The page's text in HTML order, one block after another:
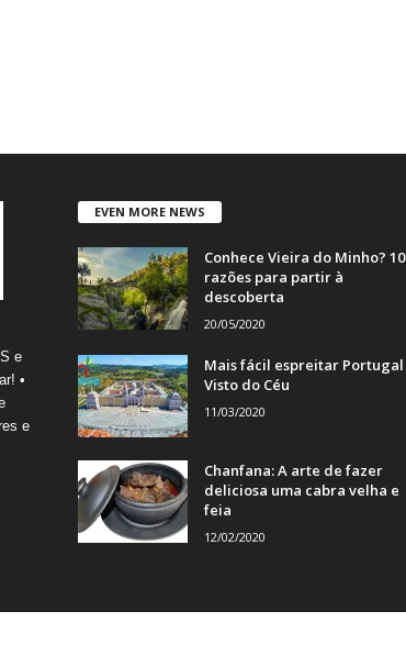
e
•
e
EVEN MORE NEWS
Conhece Vieira do Minho? 10
razões para partir à
descoberta
20/05/2020
Mais fácil espreitar Portugal
Visto do Céu
11/03/2020
Chanfana: A arte de fazer
deliciosa uma cabra velha e
feia
12/02/2020